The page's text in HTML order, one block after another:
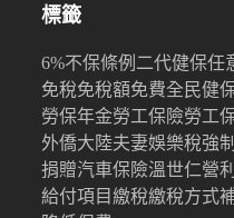
標籤
6%不保條例 二代健保任
免稅免稅額免費全民健
勞保年金勞工保險勞工
外僑大陸夫妻娛樂稅強
捐贈汽車保險溫世仁營利
給付項目繳稅繳稅方式